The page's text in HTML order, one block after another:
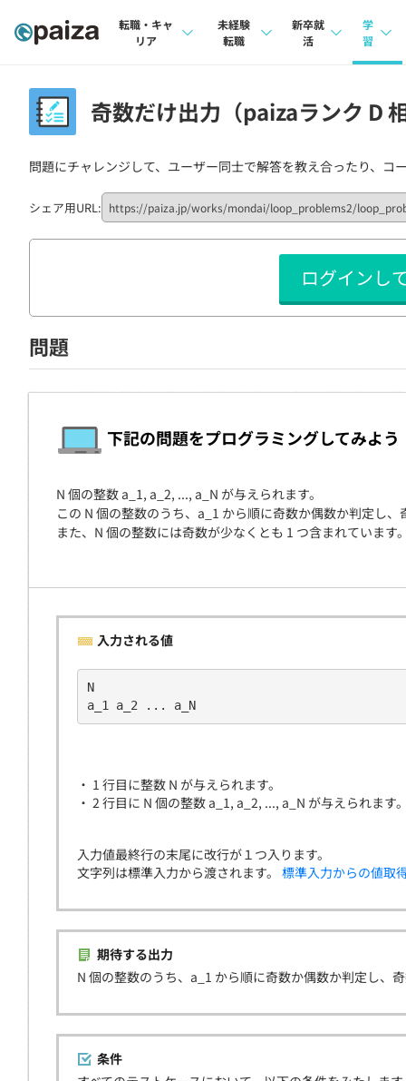
転職・キャ
リア
インタビュー
転職成功ガイド
転職エージェント
未経験
転職
インタビュー
転職成功ガイド
新卒就
活
本選考
新卒エージェント
イベント・セミナー
インタビュー
就活成功ガイド
学
習
問題集
4択
ナレ
リフ
プラン
個人
学校
契約
奇数だけ出力（paizaランク D
問題にチャレンジして、ユーザー同士で解答を教え合ったり、コ
シェア用URL:
ログインし
問題
下記の問題をプログラミングしてみよう
N 個の整数 a_1, a_2, ..., a_N が与えられます。
この N 個の整数のうち、a_1 から順に奇数か偶数か判定し
また、N 個の整数には奇数が少なくとも 1 つ含まれています
入力される値
N
a_1 a_2 ... a_N
・ 1 行目に整数 N が与えられます。
・ 2 行目に N 個の整数 a_1, a_2, ..., a_N が与えられます
入力値最終行の末尾に改行が１つ入ります。
文字列は標準入力から渡されます。 標準入力からの値取
期待する出力
N 個の整数のうち、a_1 から順に奇数か偶数か判定し、
条件